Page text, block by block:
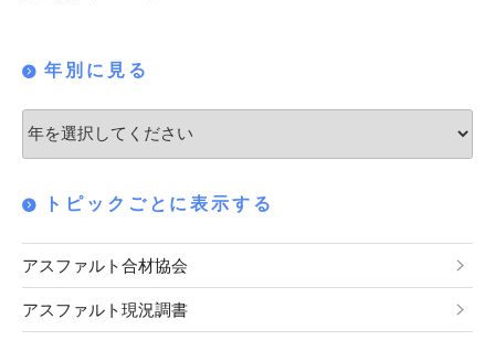
シ
ン
年別に見る
トピックごとに表示する
アスファルト合材協会
アスファルト現況調書